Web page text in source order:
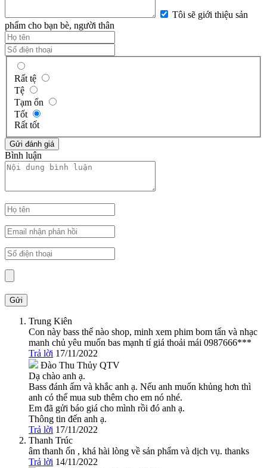
Tôi sẽ giới thiệu sản
phẩm cho bạn bè, người thân
Rất tệ
Tệ
Tạm ổn
Tốt
Rất tốt
Bình luận
Trung Kiên
Con này bass thế nào shop, minh xem phim bom tấn và nhạc
manh chủ yêu muốn bas mạnh tí giá thoải mái 0987666***
Trả lời 17/11/2022
Đào Thu Thủy QTV
Dạ chào anh ạ.
Bass đánh ấm và khắc anh ạ. Nếu anh muốn khủng hơn thì
anh có thể mua sub thêm cho em nó nhé.
Em đã gửi báo giá cho mình rồi đó anh ạ.
Thông tin đến anh ạ.
Trả lời 17/11/2022
Thanh Trúc
âm thanh ổn , khá hài lòng về sản phẩm và dịch vụ. thanks
Trả lời 14/11/2022